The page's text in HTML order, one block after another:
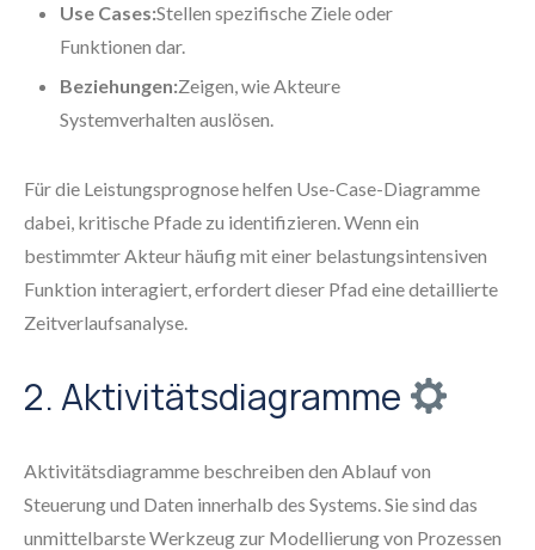
Use Cases:Stellen spezifische Ziele oder
Funktionen dar.
Beziehungen:Zeigen, wie Akteure
Systemverhalten auslösen.
Für die Leistungsprognose helfen Use-Case-Diagramme
dabei, kritische Pfade zu identifizieren. Wenn ein
bestimmter Akteur häufig mit einer belastungsintensiven
Funktion interagiert, erfordert dieser Pfad eine detaillierte
Zeitverlaufsanalyse.
2. Aktivitätsdiagramme
Aktivitätsdiagramme beschreiben den Ablauf von
Steuerung und Daten innerhalb des Systems. Sie sind das
unmittelbarste Werkzeug zur Modellierung von Prozessen